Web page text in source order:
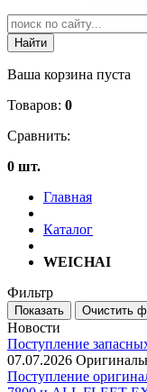
Ваша корзина пуста
Товаров: 0
Сравнить:
0 шт.
Главная
Каталог
WEICHAI
Фильтр
Новости
Поступление
07.07.2026
Поступление